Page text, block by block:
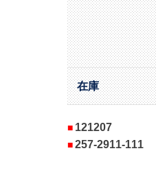
在庫
121207
257-2911-111